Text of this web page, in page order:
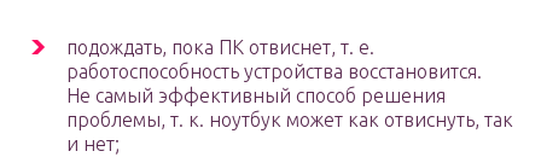
подождать, пока ПК отвиснет, т. е.
работоспособность устройства восстановится.
Не самый эффективный способ решения
проблемы, т. к. ноутбук может как отвиснуть, так
и нет;